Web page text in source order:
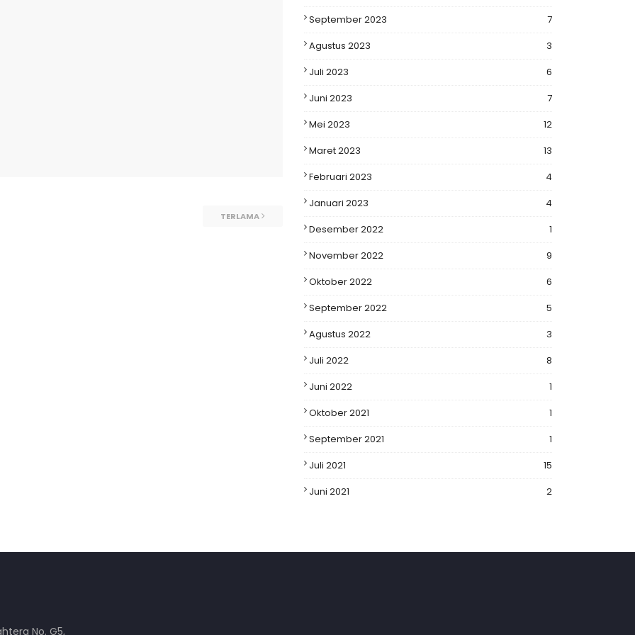
TERLAMA
September 2023
7
Agustus 2023
3
Juli 2023
6
Juni 2023
7
Mei 2023
12
Maret 2023
13
Februari 2023
4
Januari 2023
4
Desember 2022
1
November 2022
9
Oktober 2022
6
September 2022
5
Agustus 2022
3
Juli 2022
8
Juni 2022
1
Oktober 2021
1
September 2021
1
Juli 2021
15
Juni 2021
2
No. G5,